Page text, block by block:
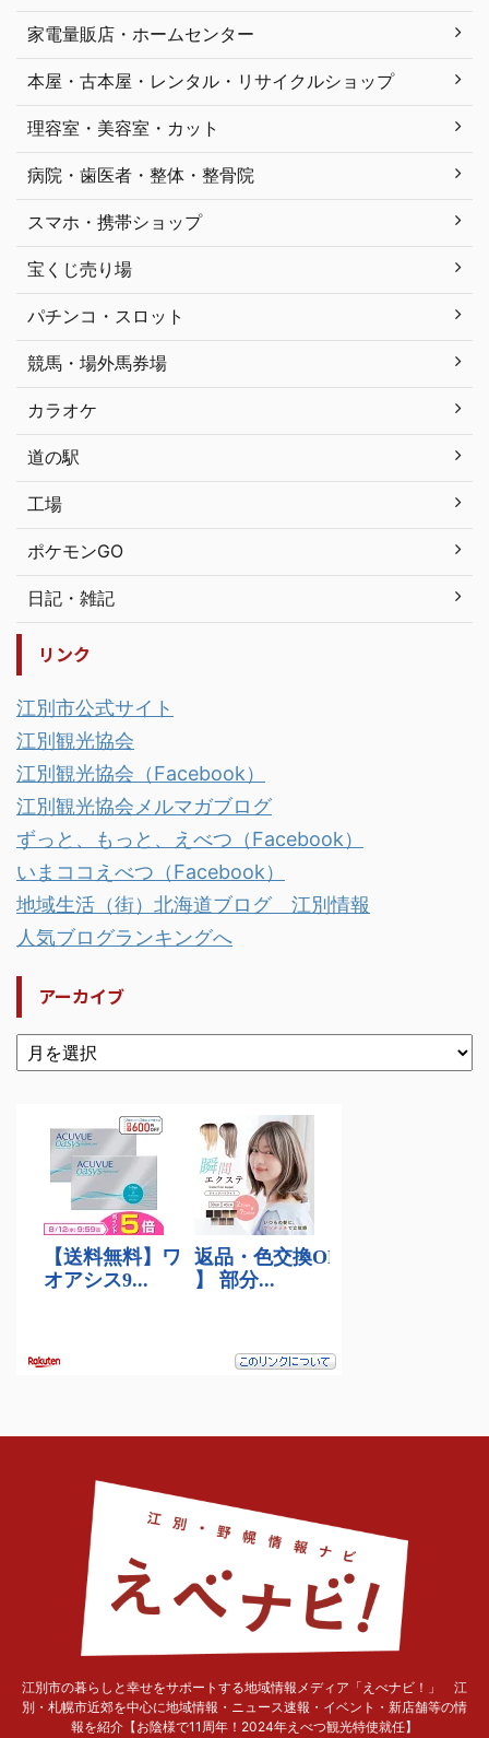
家電量販店・ホームセンター
本屋・古本屋・レンタル・リサイクルショップ
理容室・美容室・カット
病院・歯医者・整体・整骨院
スマホ・携帯ショップ
宝くじ売り場
パチンコ・スロット
競馬・場外馬券場
カラオケ
道の駅
工場
ポケモンGO
日記・雑記
リンク
江別市公式サイト
江別観光協会
江別観光協会（Facebook）
江別観光協会メルマガブログ
ずっと、もっと、えべつ（Facebook）
いまココえべつ（Facebook）
地域生活（街）北海道ブログ 江別情報
人気ブログランキングへ
アーカイブ
江別市の暮らしと幸せをサポートする地域情報メディア「えべナビ！」 江
別・札幌市近郊を中心に地域情報・ニュース速報・イベント・新店舗等の情
報を紹介【お陰様で11周年！2024年えべつ観光特使就任】